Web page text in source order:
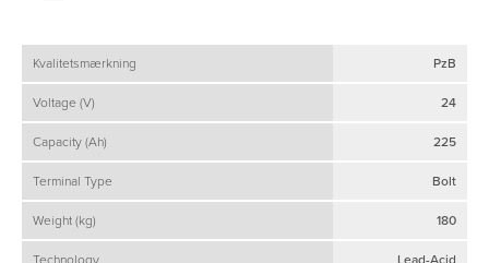
Kvalitetsmærkning PzB
Voltage (V) 24
Capacity (Ah) 225
Terminal Type Bolt
Weight (kg) 180
Technology Lead-Acid